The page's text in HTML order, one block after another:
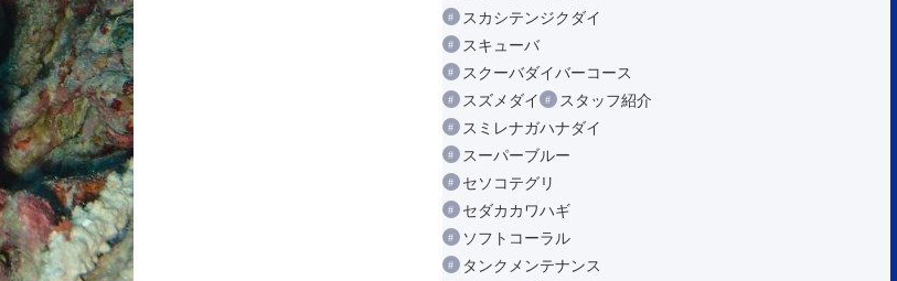
スカシテンジクダイ
スキューバ
スクーバダイバーコース
スズメダイ
スタッフ紹介
スミレナガハナダイ
スーパーブルー
セソコテグリ
セダカカワハギ
ソフトコーラル
タンクメンテナンス